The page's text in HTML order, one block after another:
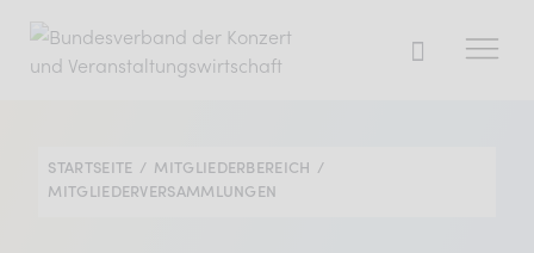
STARTSEITE
MITGLIEDERBEREICH
MITGLIEDERVERSAMMLUNGEN
Der BDKV